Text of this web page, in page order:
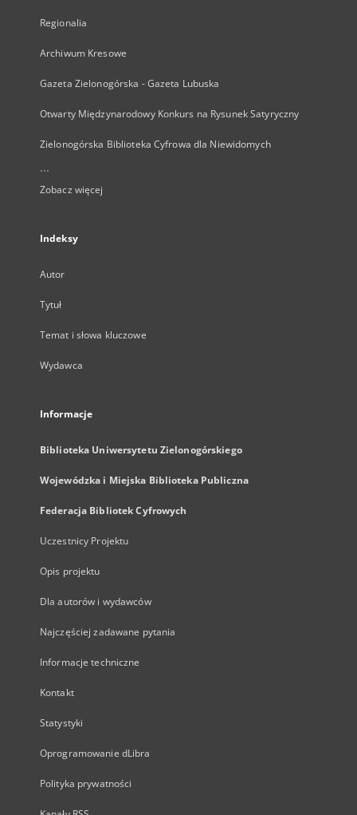
Regionalia
Archiwum Kresowe
Gazeta Zielonogórska - Gazeta Lubuska
Otwarty Międzynarodowy Konkurs na Rysunek Satyryczny
Zielonogórska Biblioteka Cyfrowa dla Niewidomych
...
Zobacz więcej
Indeksy
Autor
Tytuł
Temat i słowa kluczowe
Wydawca
Informacje
Biblioteka Uniwersytetu Zielonogórskiego
Wojewódzka i Miejska Biblioteka Publiczna
Federacja Bibliotek Cyfrowych
Uczestnicy Projektu
Opis projektu
Dla autorów i wydawców
Najczęściej zadawane pytania
Informacje techniczne
Kontakt
Statystyki
Oprogramowanie dLibra
Polityka prywatności